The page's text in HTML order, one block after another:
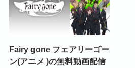
Fairy gone フェアリーゴー
ン(アニメ )の無料動画配信